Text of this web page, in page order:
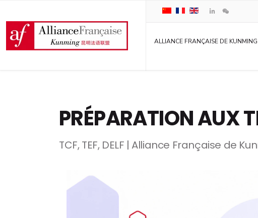
ALLIANCE FRANÇAISE DE KUNMING
PRÉPARATION AUX
TCF, TEF, DELF | Alliance Française de